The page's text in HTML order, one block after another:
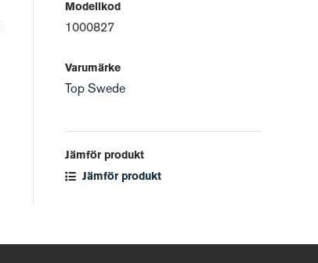
Modellkod
1000827
Varumärke
Top Swede
Jämför produkt
Jämför produkt